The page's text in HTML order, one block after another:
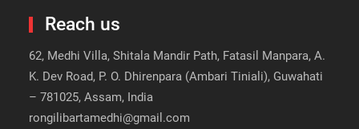
Reach us
62, Medhi Villa, Shitala Mandir Path, Fatasil Manpara, A.
K. Dev Road, P. O. Dhirenpara (Ambari Tiniali), Guwahati
– 781025, Assam, India
rongilibartamedhi@gmail.com